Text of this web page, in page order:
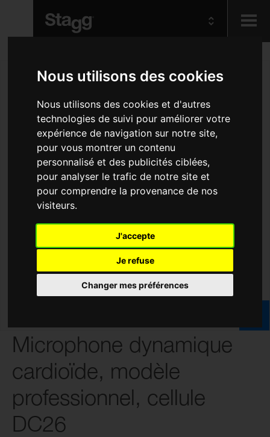
Nous utilisons des cookies
Nous utilisons des cookies et d'autres
technologies de suivi pour améliorer votre
expérience de navigation sur notre site,
pour vous montrer un contenu
personnalisé et des publicités ciblées,
pour analyser le trafic de notre site et
pour comprendre la provenance de nos
visiteurs.
J'accepte
Je refuse
Changer mes préférences
Audio &
Lighting
Microphone dynamique
cardioïde, modèle
professionnel, cellule
DC26